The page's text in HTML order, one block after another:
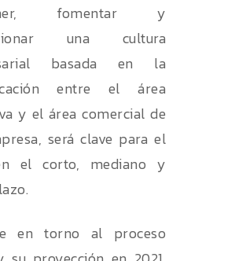
fomentar y
una cultura
basada en la
entre el área
y el área comercial de
será clave para el
el corto, mediano y
en torno al proceso